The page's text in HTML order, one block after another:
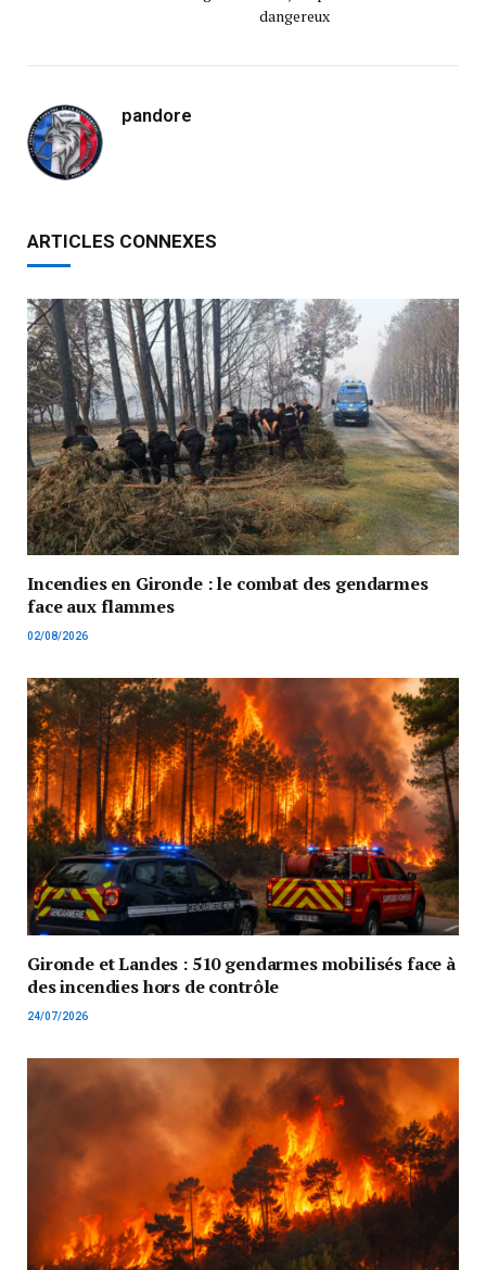
dangereux
pandore
ARTICLES CONNEXES
Incendies en Gironde : le combat des gendarmes
face aux flammes
02/08/2026
Gironde et Landes : 510 gendarmes mobilisés face à
des incendies hors de contrôle
24/07/2026